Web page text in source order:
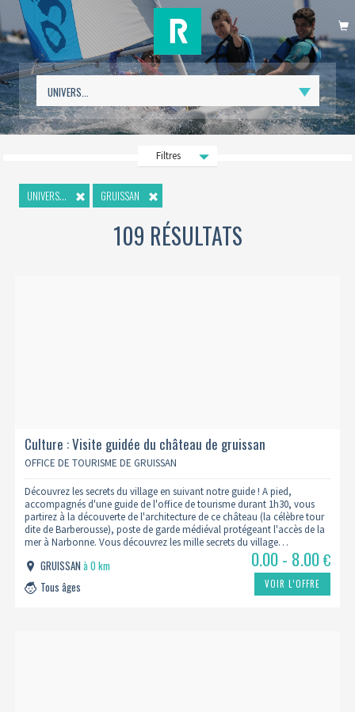
Filtres
UNIVERS... GRUISSAN
109 RÉSULTATS
Culture : Visite guidée du château de gruissan
OFFICE DE TOURISME DE GRUISSAN
Découvrez les secrets du village en suivant notre guide ! A pied,
accompagnés d'une guide de l'office de tourisme durant 1h30, vous
partirez à la découverte de l'architecture de ce château (la célèbre tour
dite de Barberousse), poste de garde médiéval protégeant l'accès de la
mer à Narbonne. Vous découvrez les mille secrets du village…
GRUISSANà 0 km
Tous âges
0.00 - 8.00€
VOIR L’OFFRE